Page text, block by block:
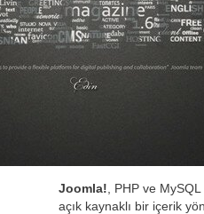
Paketler
ve Grafik
Joomla! , PHP ve
açık kaynaklı bir içerik